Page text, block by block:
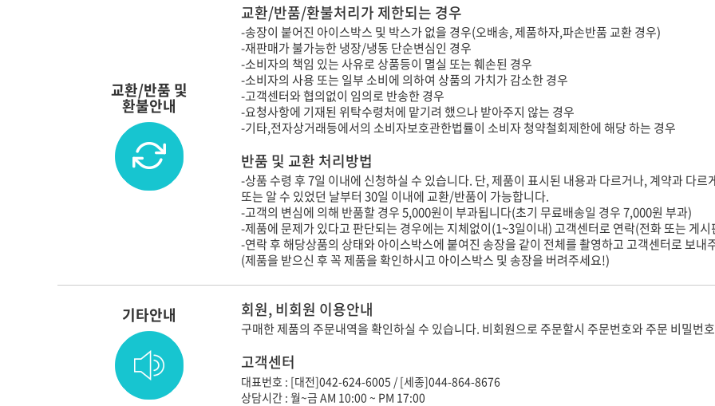
교환/반품 및
환불안내
교환/반품/환불처리가 제한되는 경우
-송장이 붙어진 아이스박스 및 박스가 없을 경우(오배송, 제품하자,파손반품 교환 경우)
-재판매가 불가능한 냉장/냉동 단순변심인 경우
-소비자의 책임 있는 사유로 상품등이 멸실 또는 훼손된 경우
-소비자의 사용 또는 일부 소비에 의하여 상품의 가치가 감소한 경우
-고객센터와 협의없이 임의로 반송한 경우
-요청사항에 기재된 위탁수령처에 맡기려 했으나 받아주지 않는 경우
-기타,전자상거래등에서의 소비자보호관한법률이 소비자 청약철회제한에 해당 하는 경우
반품 및 교환 처리방법
-상품 수령 후 7일 이내에 신청하실 수 있습니다. 단, 제품이 표시된 내용과 다르거나, 계약과 다
또는 알 수 있었던 날부터 30일 이내에 교환/반품이 가능합니다.
-고객의 변심에 의해 반품할 경우 5,000원이 부과됩니다(초기 무료배송일 경우 7,000원 부과)
-제품에 문제가 있다고 판단되는 경우에는 지체없이(1~3일이내) 고객센터로 연락(전화 또는 게
-연락 후 해당상품의 상태와 아이스박스에 붙여진 송장을 같이 전체를 촬영하고 고객센터로 보
(제품을 받으신 후 꼭 제품을 확인하시고 아이스박스 및 송장을 버려주세요!)
기타안내 회원, 비회원 이용안내
구매한 제품의 주문내역을 확인하실 수 있습니다. 비회원으로 주문할시 주문번호와 주문 비밀번
고객센터
대표번호 : [대전]042-624-6005 / [세종]044-864-8676
상담시간 : 월~금 AM 10:00 ~ PM 17:00